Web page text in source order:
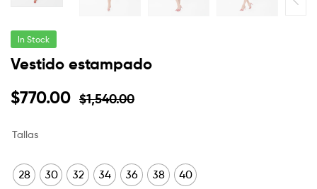
In Stock
Vestido estampado
$1,540.00
$770.00
Tallas
28 30 32 34 36 38 40